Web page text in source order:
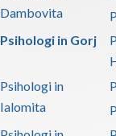
Dambovita
Psihologi in Gorj
Psihologi in
Ialomita